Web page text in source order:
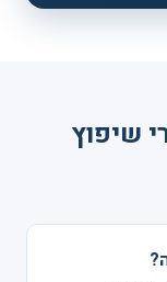
שיפוץ